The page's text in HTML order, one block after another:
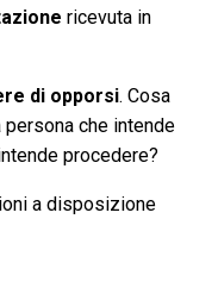
ricevuta in
di opporsi. Cosa
che intende
procedere?
a disposizione